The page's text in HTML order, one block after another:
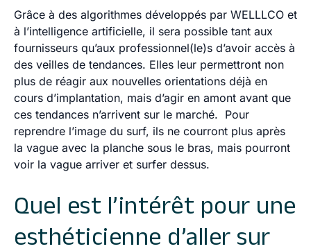
Grâce à des algorithmes développés par WELLLCO et
à l’intelligence artificielle, il sera possible tant aux
fournisseurs qu’aux professionnel(le)s d’avoir accès à
des veilles de tendances. Elles leur permettront non
plus de réagir aux nouvelles orientations déjà en
cours d’implantation, mais d’agir en amont avant que
ces tendances n’arrivent sur le marché. Pour
reprendre l’image du surf, ils ne courront plus après
la vague avec la planche sous le bras, mais pourront
voir la vague arriver et surfer dessus.
Quel est l’intérêt pour une
esthéticienne d’aller sur